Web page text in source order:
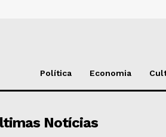
Política Economia
Notícias